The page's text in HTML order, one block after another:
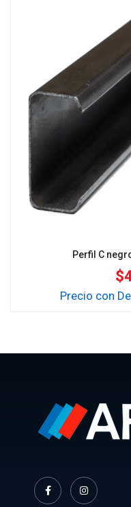
Perfil C
$
Precio con